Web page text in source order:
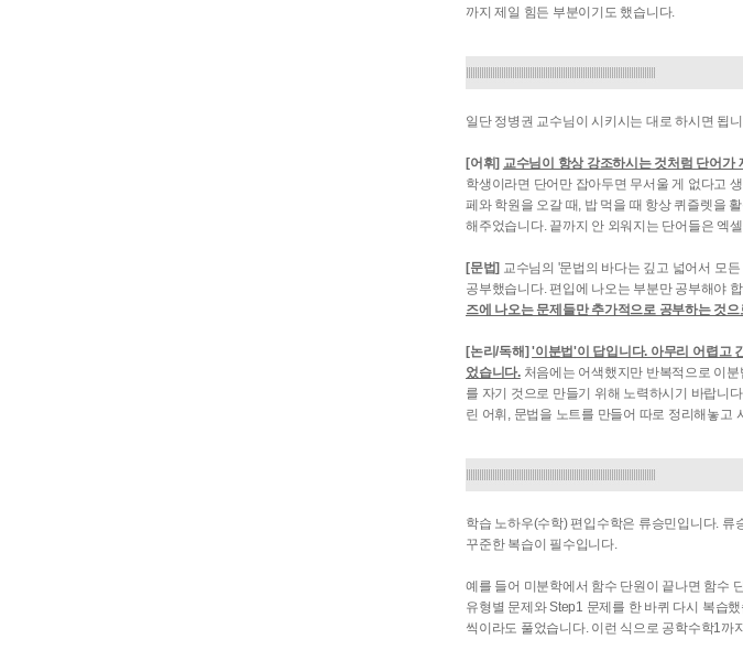
까지 제일 힘든 부분이기도 했습니다.
일단 정병권 교수님이 시키시는 대로 하시면 됩
[어휘] 교수님이 항상 강조하시는 것처럼 단어가
학생이라면 단어만 잡아두면 무서울 게 없다고
페와 학원을 오갈 때, 밥 먹을 때 항상 퀴즐렛을
해주었습니다. 끝까지 안 외워지는 단어들은 엑
[문법] 교수님의 '문법의 바다는 깊고 넓어서 모
공부했습니다. 편입에 나오는 부분만 공부해야
즈에 나오는 문제들만 추가적으로 공부하는 것
[논리/독해] '이분법'이 답입니다. 아무리 어렵고
었습니다.처음에는 어색했지만 반복적으로 이
를 자기 것으로 만들기 위해 노력하시기 바랍니
린 어휘, 문법을 노트를 만들어 따로 정리해놓고
학습 노하우(수학) 편입수학은 류승민입니다. 류
꾸준한 복습이 필수입니다.
예를 들어 미분학에서 함수 단원이 끝나면 함수
유형별 문제와 Step1 문제를 한 바퀴 다시 복습
씩이라도 풀었습니다. 이런 식으로 공학수학1까